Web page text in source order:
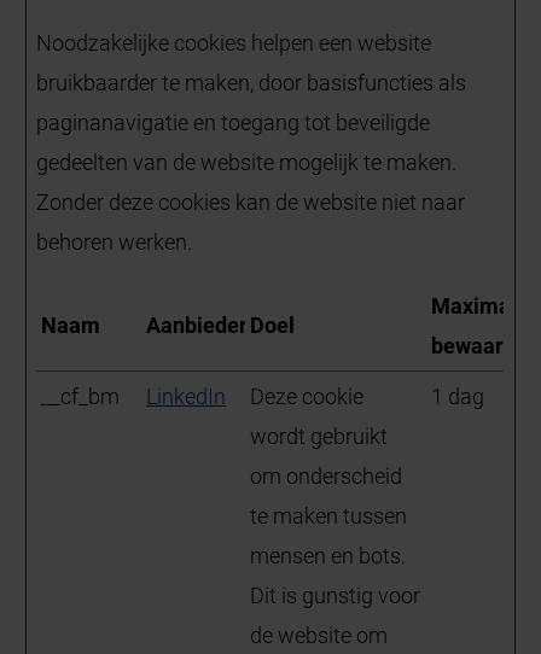
Noodzakelijke cookies helpen een website
bruikbaarder te maken, door basisfuncties als
paginanavigatie en toegang tot beveiligde
gedeelten van de website mogelijk te maken.
Zonder deze cookies kan de website niet naar
behoren werken.
Naam Aanbieder Doel
Maximale
__cf_bm
LinkedIn
Deze cookie
wordt gebruikt
om onderscheid
te maken tussen
mensen en bots.
Dit is gunstig voor
de website om
1 dag